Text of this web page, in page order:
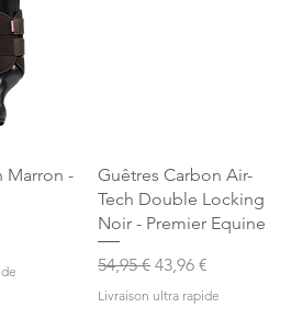
Marron -
Aperçu rapide
Guêtres Carbon Air-
Tech Double Locking
Noir - Premier Equine
Prix original
54,95 €Prix promotionnel
43,96 €
Livraison ultra rapide